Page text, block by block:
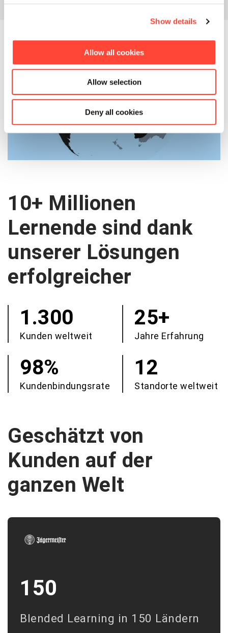
Show details
Allow all cookies
Allow selection
Deny all cookies
10+ Millionen
Lernende sind dank
unserer Lösungen
erfolgreicher
1.300
Kunden weltweit
25+
Jahre Erfahrung
98%
Kundenbindungsrate
12
Standorte weltweit
Geschätzt von
Kunden auf der
ganzen Welt
150
Blended Learning in 150 Ländern